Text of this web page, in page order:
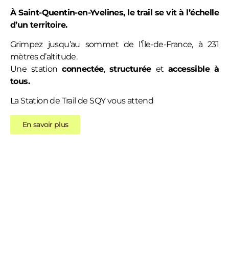
À Saint-Quentin-en-Yvelines, le trail se vit à l’échelle
d’un territoire.
Grimpez jusqu’au sommet de l’Île-de-France, à 231
mètres d’altitude.
Une stationconnectée, structuréeet accessible à
tous.
La Station de Trail de SQY vous attend
En savoir plus